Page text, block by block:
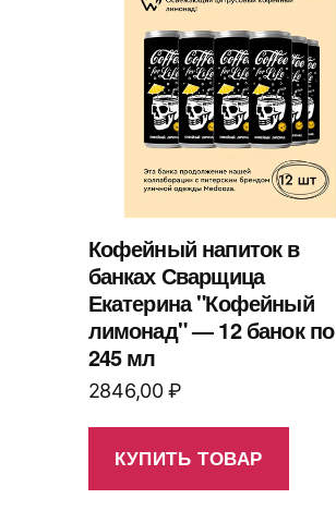
Кофейный напиток в
банках Сварщица
Екатерина "Кофейный
лимонад" — 12 банок по
245 мл
2846,00₽
КУПИТЬ ТОВАР